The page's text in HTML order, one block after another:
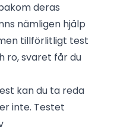
deras
nämligen hjälp
tillförlitligt test
ro, svaret får du
kan du ta reda
inte. Testet